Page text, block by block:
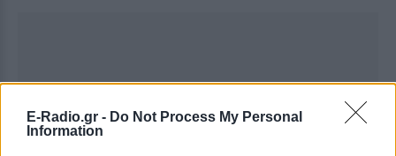
E-Radio.gr - Do Not Process My Personal
Information